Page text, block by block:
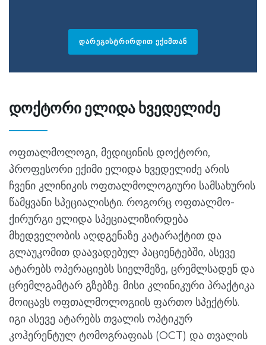
ᲓᲐᲠᲔᲒᲘᲡᲢᲠᲘᲠᲓᲘᲗ ᲔᲥᲘᲛᲗᲐᲜ
დოქტორი ელიდა ხვედელიძე
ოფთალმოლოგი, მედიცინის დოქტორი,
პროფესორი ექიმი ელიდა ხვედელიძე არის
ჩვენი კლინიკის ოფთალმოლოგიური სამსახურის
წამყვანი სპეციალისტი. როგორც ოფთალმო-
ქირურგი ელიდა სპეციალიზირდება
მხედველობის აღდგენაზე კატარაქტით და
გლაუკომით დაავადებულ პაციენტებში, ასევე
ატარებს ოპერაციებს სიელმეზე, ცრემლსადენ და
ცრემლგამტარ გზებზე. მისი კლინიკური პრაქტიკა
მოიცავს ოფთალმოლოგიის ფართო სპექტრს.
იგი ასევე ატარებს თვალის ოპტიკურ
კოჰერენტულ ტომოგრაფიას (OCT) და თვალის